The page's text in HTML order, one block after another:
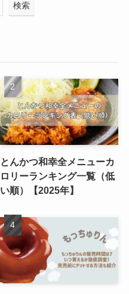
検索
とんかつ和幸全メニューカ
ロリーランキング一覧（低
い順）【2025年】